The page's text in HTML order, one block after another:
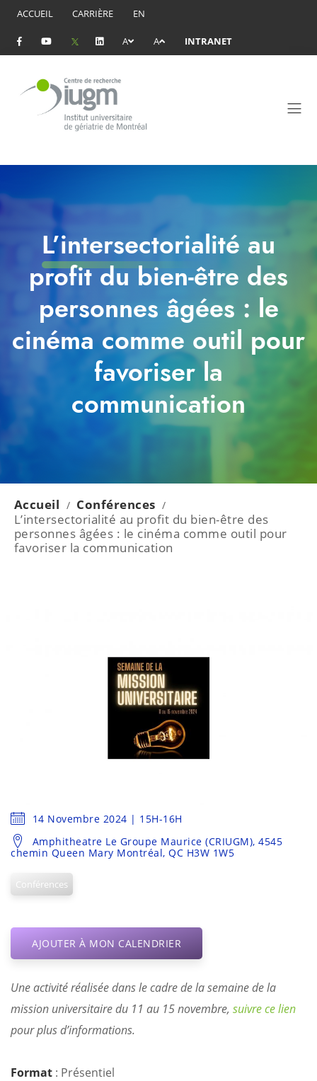
ACCUEIL CARRIÈRE EN
A A INTRANET
L’intersectorialité au
profit du bien-être des
personnes âgées : le
cinéma comme outil pour
favoriser la
communication
Accueil / Conférences /
L’intersectorialité au profit du bien-être des
personnes âgées : le cinéma comme outil pour
favoriser la communication
14 Novembre 2024 | 15H-16H
Amphitheatre Le Groupe Maurice (CRIUGM), 4545
chemin Queen Mary Montréal, QC H3W 1W5
Conférences
AJOUTER À MON CALENDRIER
Une activité réalisée dans le cadre de la semaine de la
mission universitaire du 11 au 15 novembre, suivre ce lien
pour plus d’informations.
Format : Présentiel